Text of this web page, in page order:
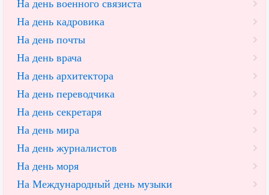
На день военного связиста
На день кадровика
На день почты
На день врача
На день архитектора
На день переводчика
На день секретаря
На день мира
На день журналистов
На день моря
На Международный день музыки